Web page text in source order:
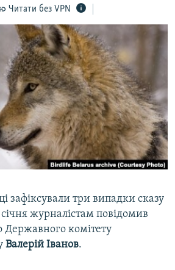
КРИМУ
Читати без VPN
зафіксували три випадки сказу
журналістам повідомив
Державного комітету
Валерій Іванов.